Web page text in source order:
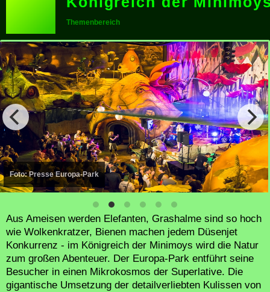
Themenbereich
Aus Ameisen werden Elefanten, Grashalme sind so hoch
wie Wolkenkratzer, Bienen machen jedem Düsenjet
Konkurrenz - im Königreich der Minimoys wird die Natur
zum großen Abenteuer. Der Europa-Park entführt seine
Besucher in einen Mikrokosmos der Superlative. Die
gigantische Umsetzung der detailverliebten Kulissen von